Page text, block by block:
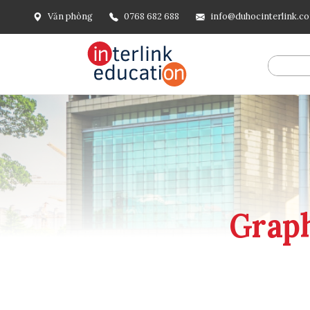
Văn phòng 0768 682 688
@include('frontend.layouts.schema-org', [ 'type' =>
url('/'), ], [ '@type' => 'ListItem', 'position' => 2, 'name' =>
=> url()->current(), ], ], ], ])